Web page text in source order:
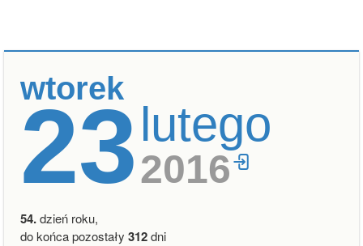
wtorek
23lutego
2016
54.dzień roku,
do końca pozostały 312dni